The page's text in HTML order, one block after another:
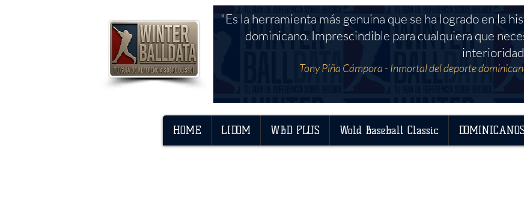
HOME LIDOM WBD PLUS Wold Baseball Classic
"Es la herramienta más genuina que se ha logrado en la
dominicano. Imprescindible para cualquiera que
Tony Piña Cámpora - Inmortal del deporte